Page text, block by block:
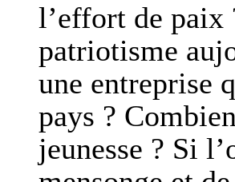
l’effort de paix
patriotisme
une entreprise
pays ?
jeunesse ? Si